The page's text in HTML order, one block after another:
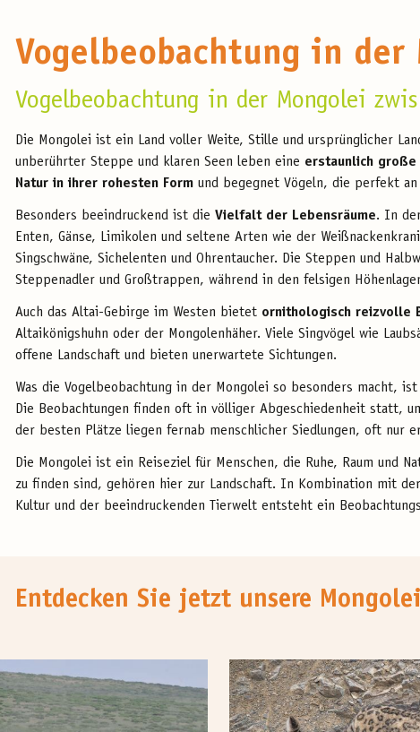
Vogelbeobachtung in der
Vogelbeobachtung in der Mongolei
Die Mongolei ist ein Land voller Weite, Stille und ursprünglicher
unberührter Steppe und klaren Seen leben eine erstaunlich große
Natur in ihrer rohesten Form und begegnet Vögeln, die perfekt
Besonders beeindruckend ist die Vielfalt der Lebensräume. In
Enten, Gänse, Limikolen und seltene Arten wie der
Singschwäne, Sichelenten und Ohrentaucher. Die Steppen und
Steppenadler und Großtrappen, während in den felsigen
Auch das Altai-Gebirge im Westen bietet ornithologisch reizvolle
Altaikönigshuhn oder der Mongolenhäher. Viele Singvögel wie
offene Landschaft und bieten unerwartete Sichtungen.
Was die Vogelbeobachtung in der Mongolei so besonders macht,
Die Beobachtungen finden oft in völliger Abgeschiedenheit statt,
der besten Plätze liegen fernab menschlicher Siedlungen, oft nur
Die Mongolei ist ein Reiseziel für Menschen, die Ruhe, Raum und
zu finden sind, gehören hier zur Landschaft. In Kombination mit
Kultur und der beeindruckenden Tierwelt entsteht ein
Entdecken Sie jetzt unsere